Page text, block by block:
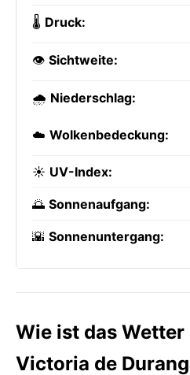
🌡️ Druck:
👁️ Sichtweite:
🌧️ Niederschlag:
☁️ Wolkenbedeckung:
☀️ UV-Index:
🌅 Sonnenaufgang:
🌇 Sonnenuntergang:
Wie ist das Wetter
Victoria de